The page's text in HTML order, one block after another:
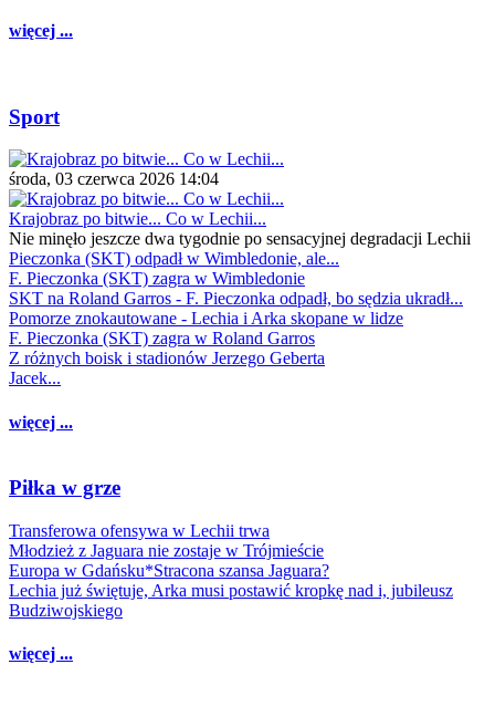
więcej ...
Sport
środa, 03 czerwca 2026 14:04
Krajobraz po bitwie... Co w Lechii...
Nie minęło jeszcze dwa tygodnie po sensacyjnej degradacji Lechii
Pieczonka (SKT) odpadł w Wimbledonie, ale...
F. Pieczonka (SKT) zagra w Wimbledonie
SKT na Roland Garros - F. Pieczonka odpadł, bo sędzia ukradł...
Pomorze znokautowane - Lechia i Arka skopane w lidze
F. Pieczonka (SKT) zagra w Roland Garros
Z różnych boisk i stadionów Jerzego Geberta
Jacek...
więcej ...
Piłka w grze
Transferowa ofensywa w Lechii trwa
Młodzież z Jaguara nie zostaje w Trójmieście
Europa w Gdańsku*Stracona szansa Jaguara?
Lechia już świętuje, Arka musi postawić kropkę nad i, jubileusz
Budziwojskiego
więcej ...